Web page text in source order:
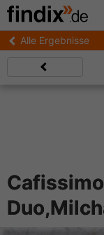
Alle Ergebnisse
Cafissimo